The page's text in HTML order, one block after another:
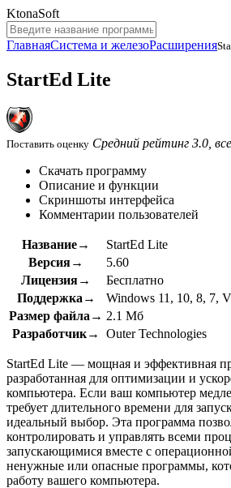
KtonaSoft
ГлавнаяСистема и железоРасширения
StartEd Lite
Поставить оценку Средний рейтинг 3.0,
Скачать программу
Описание и функции
Скриншоты интерфейса
Комментарии пользователей
Название→
StartEd Lite
Версия→
5.60
Лицензия→
Бесплатно
Поддержка→
Windows 11, 10, 8, 7,
Размер файла→ 2.1 Мб
Разработчик→
Outer Technologies
StartEd Lite — мощная и эффективная
разработанная для оптимизации и
компьютера. Если ваш компьютер
требует длительного времени для
идеальный выбор. Эта программа
контролировать и управлять всеми
запускающимися вместе с
ненужные или опасные программы,
работу вашего компьютера.